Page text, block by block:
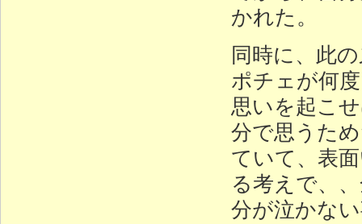
かれた。
同時に、此
ポチェが何
思いを起こ
分で思うた
ていて、表
る考えで、
分が泣かな